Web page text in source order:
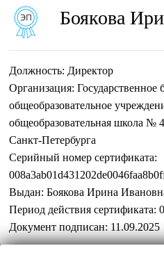
Боякова
Должность: Директор
Организация: Государственное
общеобразовательное
общеобразовательная школа №
Санкт-Петербурга
Серийный номер сертификата:
Выдан: Боякова Ирина
Период действия сертификата:
Документ подписан: 11.09.2025